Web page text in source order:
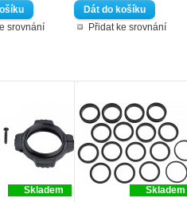
srovnání Přidat ke srovnání
Skladem Skladem